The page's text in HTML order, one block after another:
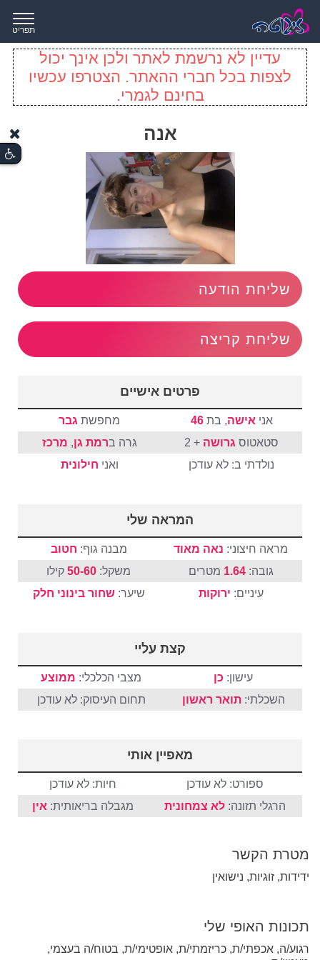
תפריט
עדיין לא נרשמת לאתר ולכן אינך יכול
לצפות בכל חברי ההאתר. הצטרפו עכשיו
בחינם לגמרי.
אנה
שליחת הודעה
שליחת קריצה
פרטים אישיים
אני אישה, בת46 מחפשת גבר
סטאטוס גרושה + 2 גרה ברמת גן, מרכז
נולדתי ב: לא עודכן
ואני חילונית
המראה שלי
מראה חיצוני: נאה מאוד מבנה גוף: חטוב
גובה:1.64 מטרים משקל: 50-60 קילו
עיניים: ירוקות שיער:שחור בינוני חלק
קצת עליי
עישון: כן מצבי הכלכלי: ממוצע
השכלתי:תואר ראשון תחום העיסוק: לא עודכן
מאפיין אותי
ספורט: לא עודכן
חיות: לא עודכן
הרגלי תזונה: לא צמחונית מגבלה בריאותית: אין
מטרת הקשר
ידידות, זוגיות, נישואין
תכונות האופי שלי
רגוע/ה, אכפתי/ת, כריזמתי/ת, אופטימי/ת, בטוח/ה בעצמי,